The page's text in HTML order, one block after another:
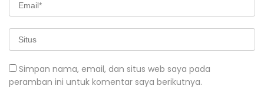
Simpan nama, email, dan situs web saya pada
peramban ini untuk komentar saya berikutnya.